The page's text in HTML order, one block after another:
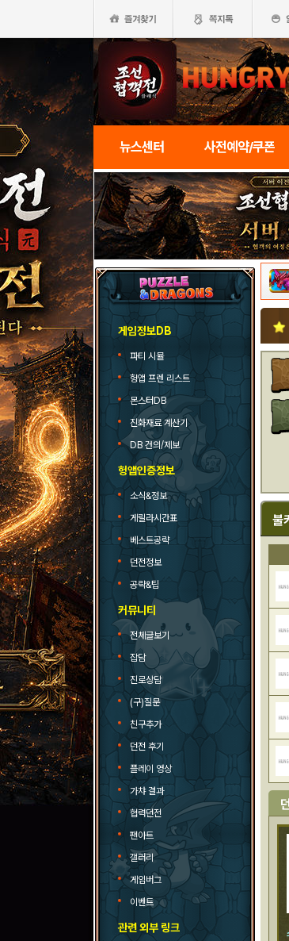
뉴스센터 사전예약/쿠폰
게임정보DB
파티 시뮬
헝앱 프렌 리스트
몬스터DB
진화재료 계산기
DB 건의/제보
헝앱인증정보
소식&정보
게릴라시간표
베스트공략
던전정보
공략&팁
커뮤니티
전체글보기
잡담
진로상담
(구)질문
친구추가
던전 후기
플레이 영상
가챠 결과
협력던전
팬아트
갤러리
게임버그
이벤트
관련 외부 링크
불